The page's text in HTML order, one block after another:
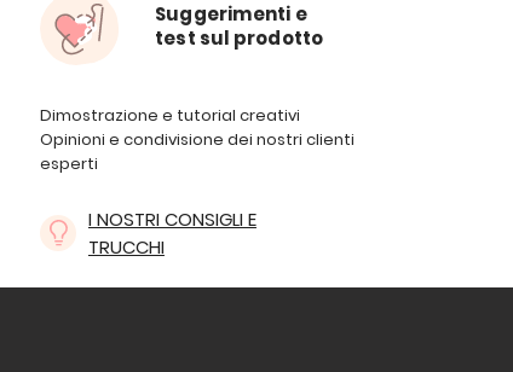
Suggerimenti e
test sul prodotto
Dimostrazione e tutorial creativi
Opinioni e condivisione dei nostri clienti
esperti
I NOSTRI CONSIGLI E
TRUCCHI